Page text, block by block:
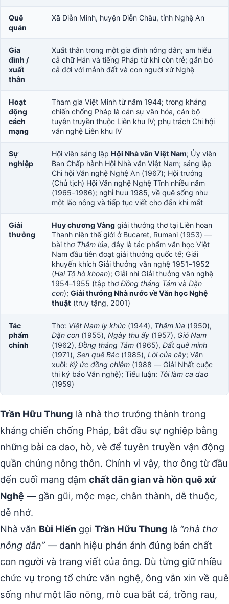
Quê
quán
Xã Diễn Minh, huyện Diễn Châu, tỉnh Nghệ An
Gia
đình /
xuất
thân
Xuất thân trong một gia đình nông dân; am hiểu
cả chữ Hán và tiếng Pháp từ khi còn trẻ; gắn bó
cả đời với mảnh đất và con người xứ Nghệ
Hoạt
động
cách
mạng
Tham gia Việt Minh từ năm 1944; trong kháng
chiến chống Pháp là cán sự văn hóa, cán bộ
tuyên truyền thuộc Liên khu IV; phụ trách Chi hội
văn nghệ Liên khu IV
Sự
nghiệp
Hội viên sáng lập Hội Nhà văn Việt Nam; Ủy viên
Ban Chấp hành Hội Nhà văn Việt Nam; sáng lập
Chi hội Văn nghệ Nghệ An (1967); Hội trưởng
(Chủ tịch) Hội Văn nghệ Nghệ Tĩnh nhiều năm
(1965–1986); nghỉ hưu 1985, về quê sống như
một lão nông và tiếp tục viết cho đến khi mất
Giải
thưởng
Huy chương Vàng giải thưởng thơ tại Liên hoan
Thanh niên thế giới ở Bucaret, Rumani (1953) —
bài thơ Thăm lúa, đây là tác phẩm văn học Việt
Nam đầu tiên đoạt giải thưởng quốc tế; Giải
khuyến khích Giải thưởng văn nghệ 1951–1952
(Hai Tộ hò khoan); Giải nhì Giải thưởng văn nghệ
1954–1955 (tập thơĐồng tháng Tám và Dặn
con); Giải thưởng Nhà nước về Văn học Nghệ
thuật (truy tặng, 2001)
Tác
phẩm
chính
Thơ: Việt Nam ly khúc (1944), Thăm lúa (1950),
Dặn con (1955), Ngày thu ấy (1957), Gió Nam
(1962), Đồng tháng Tám (1965), Đất quê mình
(1971), Sen quê Bác (1985), Lời của cây; Văn
xuôi: Ký ức đồng chiêm (1988 — Giải Nhất cuộc
thi ký báo Văn nghệ); Tiểu luận: Tôi làm ca dao
(1959)
Trần Hữu Thung là nhà thơ trưởng thành trong
kháng chiến chống Pháp, bắt đầu sự nghiệp bằng
những bài ca dao, hò, vè để tuyên truyền vận động
quần chúng nông thôn. Chính vì vậy, thơ ông từ đầu
đến cuối mang đậm chất dân gian và hồn quê xứ
Nghệ — gần gũi, mộc mạc, chân thành, dễ thuộc,
dễ nhớ.
Nhà văn Bùi Hiển gọi Trần Hữu Thung là “nhà thơ
nông dân”— danh hiệu phản ánh đúng bản chất
con người và trang viết của ông. Dù từng giữ nhiều
chức vụ trong tổ chức văn nghệ, ông vẫn xin về quê
sống như một lão nông, mò cua bắt cá, trồng rau,